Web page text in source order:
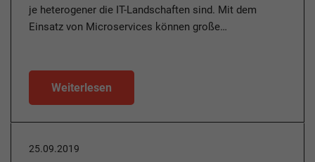
je heterogener die IT-Landschaften sind. Mit dem
Einsatz von Microservices können große…
Weiterlesen
25.09.2019